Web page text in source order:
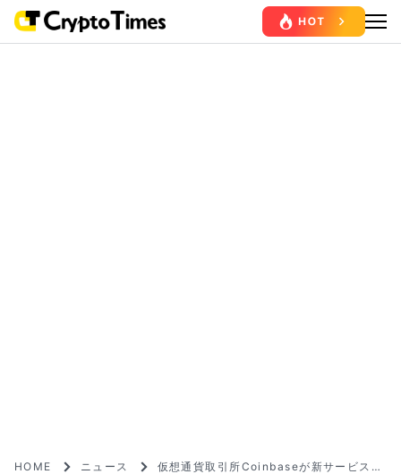
HOME ニュース
仮想通貨取引所Coinbaseが新サービス